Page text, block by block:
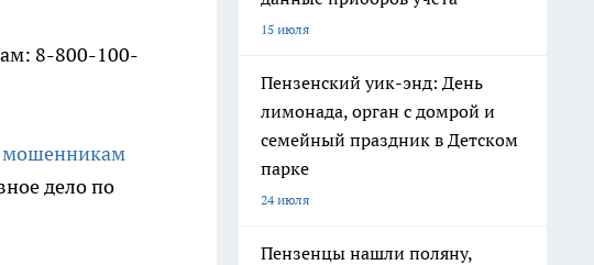
8-800-100-
мошенникам
дело по
15 июля
Пензенский уик-энд: День
лимонада, орган с домрой и
семейный праздник в Детском
парке
24 июля
Пензенцы нашли поляну,